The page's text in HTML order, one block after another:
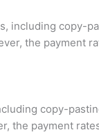
including copy-
the payment
copy-
the payment